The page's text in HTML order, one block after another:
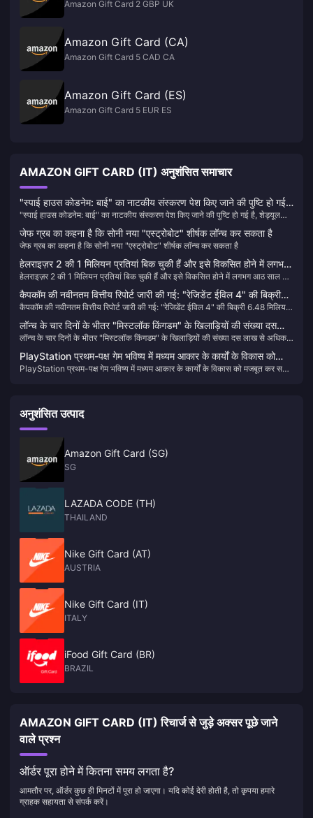
Amazon Gift Card 2 GBP UK
Amazon Gift Card (CA)
Amazon Gift Card 5 CAD CA
Amazon Gift Card (ES)
Amazon Gift Card 5 EUR ES
AMAZON GIFT CARD (IT) अनुशंसित समाचार
"स्पाई हाउस कोडनेम: बाई" का नाटकीय संस्करण पेश किए जाने की पुष्टि हो गई
है, शेड्यूल निर्धारित किया जाना है
"स्पाई हाउस कोडनेम: बाई" का नाटकीय संस्करण पेश किए जाने की पुष्टि हो गई है, शेड्यूल
निर्धारित किया जाना है
जेफ ग्रब का कहना है कि सोनी नया "एस्ट्रोबोट" शीर्षक लॉन्च कर सकता है
जेफ ग्रब का कहना है कि सोनी नया "एस्ट्रोबोट" शीर्षक लॉन्च कर सकता है
हेलराइज़र 2 की 1 मिलियन प्रतियां बिक चुकी हैं और इसे विकसित होने में लगभग
आठ साल लगे हैं।
हेलराइज़र 2 की 1 मिलियन प्रतियां बिक चुकी हैं और इसे विकसित होने में लगभग आठ साल लगे
हैं।
कैपकॉम की नवीनतम वित्तीय रिपोर्ट जारी की गई: "रेजिडेंट ईविल 4" की बिक्री
6.48 मिलियन प्रतियों तक पहुंच गई
कैपकॉम की नवीनतम वित्तीय रिपोर्ट जारी की गई: "रेजिडेंट ईविल 4" की बिक्री 6.48 मिलियन
प्रतियों तक पहुंच गई
लॉन्च के चार दिनों के भीतर "मिस्टलॉक किंगडम" के खिलाड़ियों की संख्या दस
लाख से अधिक हो गई
लॉन्च के चार दिनों के भीतर "मिस्टलॉक किंगडम" के खिलाड़ियों की संख्या दस लाख से अधिक
PlayStation प्रथम-पक्ष गेम भविष्य में मध्यम आकार के कार्यों के विकास को
मजबूत कर सकते हैं
PlayStation प्रथम-पक्ष गेम भविष्य में मध्यम आकार के कार्यों के विकास को मजबूत कर सकते
अनुशंसित उत्पाद
Amazon Gift Card (SG)
SG
LAZADA CODE (TH)
THAILAND
Nike Gift Card (AT)
AUSTRIA
Nike Gift Card (IT)
ITALY
iFood Gift Card (BR)
BRAZIL
AMAZON GIFT CARD (IT) रिचार्ज से जुड़े अक्सर पूछे जाने
वाले प्रश्न
ऑर्डर पूरा होने में कितना समय लगता है?
आमतौर पर, ऑर्डर कुछ ही मिनटों में पूरा हो जाएगा। यदि कोई देरी होती है, तो कृपया हमारे
ग्राहक सहायता से संपर्क करें।